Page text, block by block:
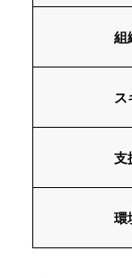
組
ス
支
環